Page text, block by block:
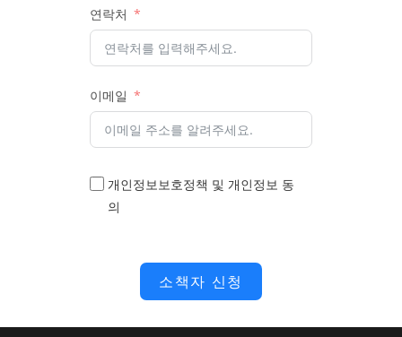
연락처
이메일
개인정보보호정책 및 개인정보 동
의
소책자 신청